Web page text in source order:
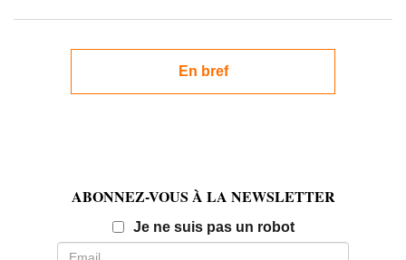
En bref
ABONNEZ-VOUS À LA NEWSLETTER
Je ne suis pas un robotEmail